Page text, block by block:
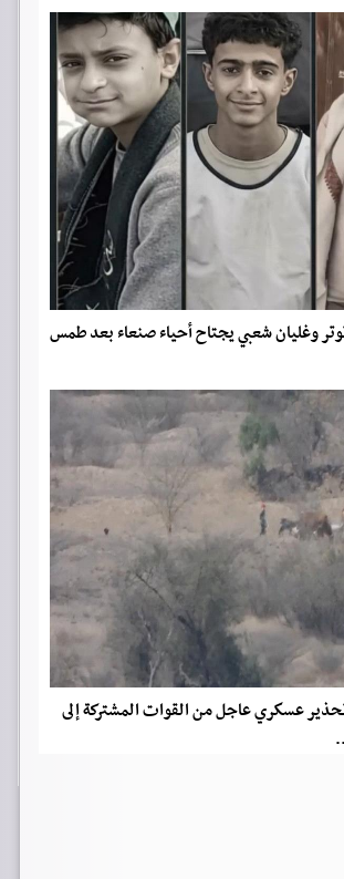
وغليان شعبي يجتاح أحياء صنعاء بعد طمس
عسكري عاجل من القوات المشتركة إلى